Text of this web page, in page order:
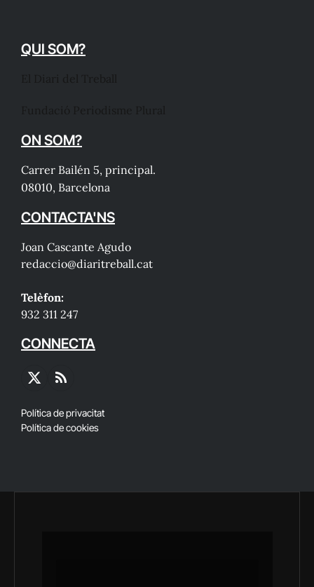
QUI SOM?
ON SOM?
Carrer Bailén 5, principal.
08010, Barcelona
CONTACTA'NS
Joan Cascante Agudo
redaccio@diaritreball.cat
Telèfon:
932 311 247
CONNECTA
X
RSS
Política de privacitat
Política de cookies